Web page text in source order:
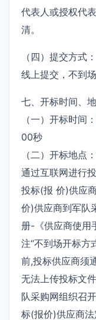
代表人或授权代
清。
（四）提交方式：
线上提交，不到
七、开标时间、
（一）开标时间：
00秒
（二）开标地点
通过互联网进行
投标(报 价)供应
价)供应商到军队
册-《供应商使用
注“不到场开标方
前,投标供应商须
无法上传投标文
队采购网组织召
标(报价)供应商